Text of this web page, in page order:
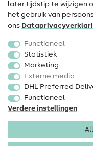
Populair
Fournituren
Sale
later tijdstip te wijzigen
het gebruik van
ons
Functioneel
Statistiek
Marketing
Externe media
DHL Preferred
Functioneel
Verdere instellingen
Colofon
Privacy